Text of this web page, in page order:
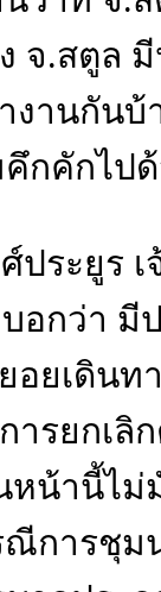
จ.สตูล
งานกัน
กคักไป
ประยูร
อกว่า
อยเดิน
รยกเลิ
หน้านี้ไม่
ณีการชุ